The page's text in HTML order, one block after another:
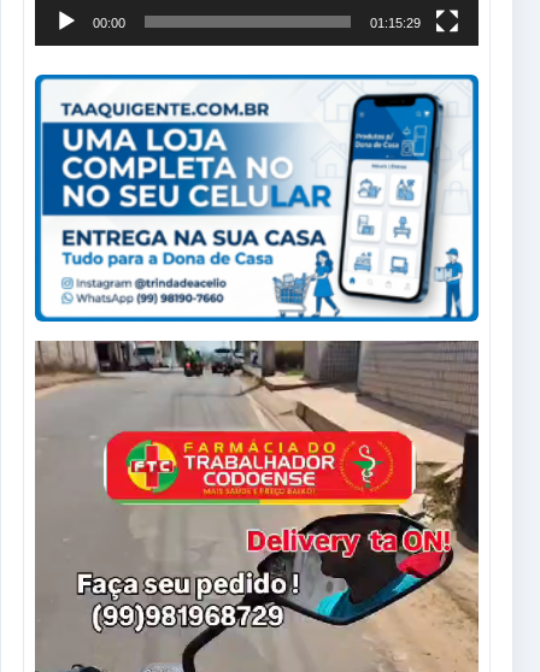
00:00 01:15:29
Tocador
de